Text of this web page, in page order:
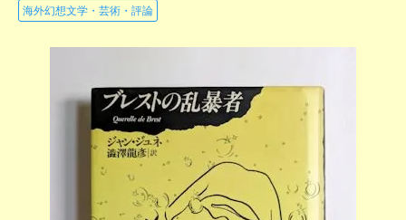
海外幻想文学・芸術・評論